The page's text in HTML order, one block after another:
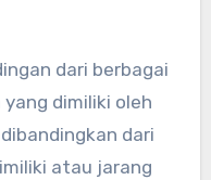
dari berbagai
dimiliki oleh
dari
atau jarang